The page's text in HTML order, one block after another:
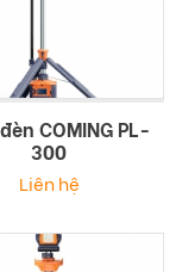
COMING PL-
300
Liên hệ